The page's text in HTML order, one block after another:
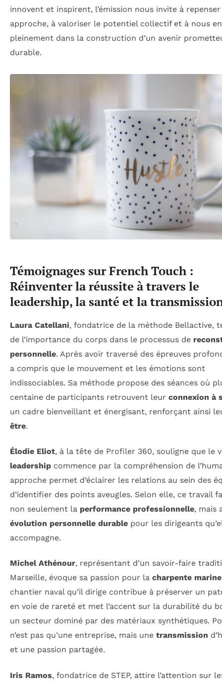
innovent et inspirent, l’émission nous invite à
approche, à valoriser le potentiel collectif et à nous
pleinement dans la construction d’un avenir
durable.
Témoignages sur French Touch :
Réinventer la réussite à travers le
leadership, la santé et la
Laura Catellani, fondatrice de la méthode Bellactive,
de l’importance du corps dans le processus de
personnelle. Après avoir traversé des épreuves
a compris que le mouvement et les émotions sont
indissociables. Sa méthode propose des séances où
centaine de participants retrouvent leur connexion à
un cadre bienveillant et énergisant, renforçant ainsi
être.
Élodie Eliot, à la tête de Profiler 360, souligne que le
leadership commence par la compréhension de
approche permet d’éclairer les relations au sein des
d’identifier des points aveugles. Selon elle, ce travail
non seulement la performance professionnelle, mais
évolution personnelle durable pour les dirigeants
accompagne.
Michel Athénour, représentant d’un savoir-faire
Marseille, évoque sa passion pour la charpente marine
chantier naval qu’il dirige contribue à préserver un
en voie de rareté et met l’accent sur la durabilité du
un secteur dominé par des matériaux synthétiques.
n’est pas qu’une entreprise, mais une transmission
et une passion partagée.
Iris Ramos, fondatrice de STEP, attire l’attention sur